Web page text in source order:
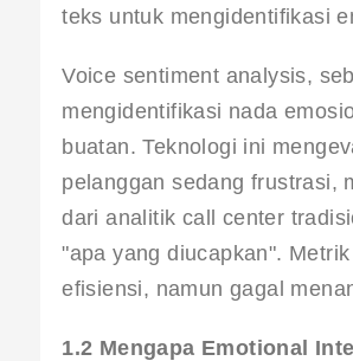
teks untuk mengidentifikasi
Voice sentiment analysis,
mengidentifikasi nada
buatan. Teknologi ini
pelanggan sedang frustrasi,
dari analitik call center
"apa yang diucapkan".
efisiensi, namun gagal
1.2 Mengapa Emotional